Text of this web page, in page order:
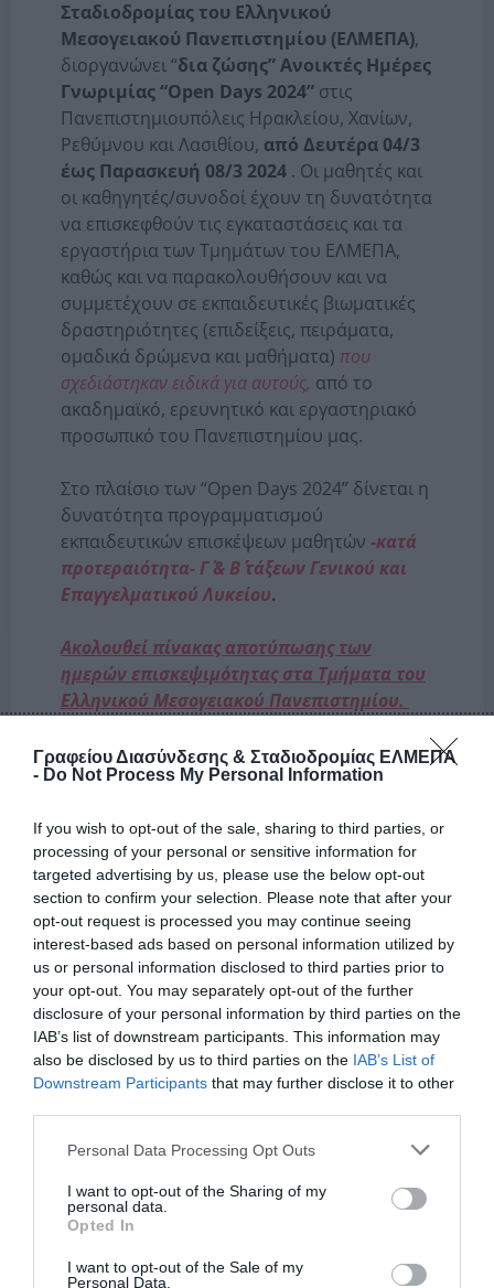
Γραφείου Διασύνδεσης & Σταδιοδρομίας ΕΛΜΕΠΑ
- Do Not Process My Personal Information
If you wish to opt-out of the sale, sharing to third parties, or
processing of your personal or sensitive information for
targeted advertising by us, please use the below opt-out
section to confirm your selection. Please note that after your
opt-out request is processed you may continue seeing
interest-based ads based on personal information utilized by
us or personal information disclosed to third parties prior to
your opt-out. You may separately opt-out of the further
disclosure of your personal information by third parties on the
IAB’s list of downstream participants. This information may
also be disclosed by us to third parties on the IAB’s List of
Downstream Participants that may further disclose it to other
Please note that this website/app uses one or more Google
not limited to your visit or usage behaviour. You may click to
grant or deny consent to Google and its third-party tags to
use your data for below specified purposes in below Google
consent section.
Personal Data Processing Opt Outs
I want to opt-out of the Sharing of my
personal data.
Opted In
I want to opt-out of the Sale of my
Personal Data.
Σταδιοδρομίας του Ελληνικού
Μεσογειακού Πανεπιστημίου (ΕΛΜΕΠΑ),
διοργανώνει “δια ζώσης” Ανοικτές Ημέρες
Γνωριμίας “Open Days 2024” στις
Πανεπιστημιουπόλεις Ηρακλείου, Χανίων,
Ρεθύμνου και Λασιθίου, από Δευτέρα 04/3
έως Παρασκευή 08/3 2024 . Οι μαθητές και
οι καθηγητές/συνοδοί έχουν τη δυνατότητα
να επισκεφθούν τις εγκαταστάσεις και τα
εργαστήρια των Τμημάτων του ΕΛΜΕΠΑ,
καθώς και να παρακολουθήσουν και να
συμμετέχουν σε εκπαιδευτικές βιωματικές
δραστηριότητες (επιδείξεις, πειράματα,
ομαδικά δρώμενα και μαθήματα) που
σχεδιάστηκαν ειδικά για αυτούς, από το
ακαδημαϊκό, ερευνητικό και εργαστηριακό
προσωπικό του Πανεπιστημίου μας.
Στο πλαίσιο των “Open Days 2024” δίνεται η
δυνατότητα προγραμματισμού
εκπαιδευτικών επισκέψεων μαθητών -κατά
προτεραιότητα- Γ΄ & Β΄΄΄ τάξεων Γενικού και
Επαγγελματικού Λυκείου.
Ακολουθεί πίνακας αποτύπωσης των
ημερών επισκεψιμότητας στα Τμήματα του
Ελληνικού Μεσογειακού Πανεπιστημίου.
21/2έως και Τετάρτη 28/2.
Εκπαιδευτικές /Εργαστηριακές
Δραστηριότητες, Επιδείξεις, Παρουσιάσεις –
Ξεναγήσεις Τμημάτων